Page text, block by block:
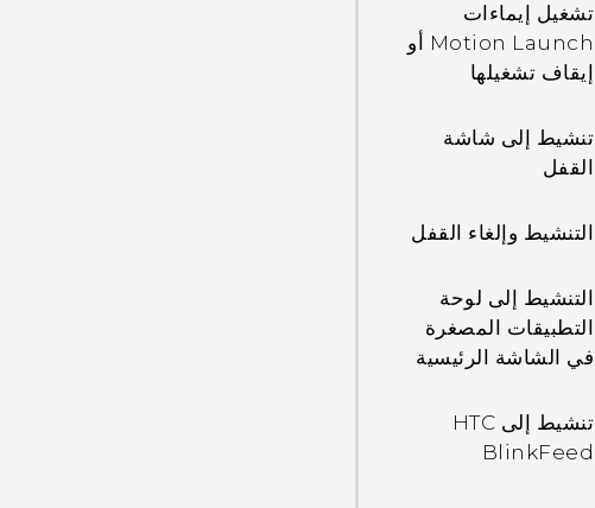
تشغيل إيماءات
Motion Launch أو
إيقاف تشغيلها
تنشيط إلى شاشة
القفل
التنشيط وإلغاء القفل
التنشيط إلى لوحة
التطبيقات المصغرة
في الشاشة الرئيسية
تنشيط إلى HTC
BlinkFeed